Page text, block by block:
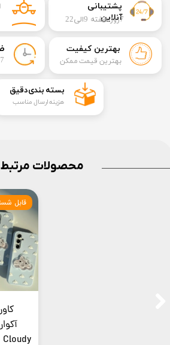
​​پشتیبانی
آنلاین7روز هفته 9الی22
​7روز مهلت تست
بهترین کیفیت
بهترین قیمت ممکن
​بسته بندی دقیق​​​​​​​
هزینه ارسال مناسب
قابل
محصولات مرتبط